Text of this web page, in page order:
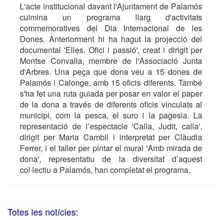
L'acte institucional davant l'Ajuntament de Palamós
culmina un programa llarg d'activitats
commemoratives del Dia Internacional de les
Dones. Anteriorment hi ha hagut la projecció del
documental 'Elles. Ofici i passió', creat i dirigit per
Montse Convalia, membre de l'Associació Junta
d'Arbres. Una peça que dona veu a 15 dones de
Palamós i Calonge, amb 15 oficis diferents. També
s'ha fet una ruta guiada per posar en valor el paper
de la dona a través de diferents oficis vinculats al
municipi, com la pesca, el suro i la pagesia. La
representació de l’espectacle 'Calla, Judit, calla',
dirigit per Maria Cambil i interpretat per Clàudia
Ferrer, i el taller per pintar el mural 'Amb mirada de
dona', representatiu de la diversitat d’aquest
col·lectiu a Palamós, han completat el programa.
Totes les notícies: